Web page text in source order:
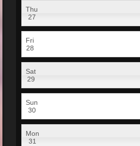
Thu
27
Fri
28
Sat
29
Sun
30
Mon
31